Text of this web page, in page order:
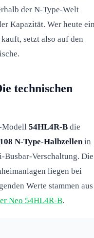
der N-Type-Welt
Kapazität. Wer heute
setzt also auf den
technischen
Modell 54HL4R-B die
108 N-Type-Halbzellen in
Busbar-Verschaltung. Die
liegen bei
Werte stammen aus
Neo 54HL4R-B.